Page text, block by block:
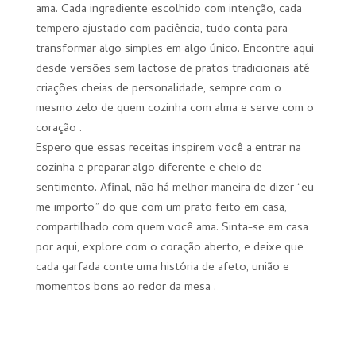
ama. Cada ingrediente escolhido com intenção, cada
tempero ajustado com paciência, tudo conta para
transformar algo simples em algo único. Encontre aqui
desde versões sem lactose de pratos tradicionais até
criações cheias de personalidade, sempre com o
mesmo zelo de quem cozinha com alma e serve com o
coração .
Espero que essas receitas inspirem você a entrar na
cozinha e preparar algo diferente e cheio de
sentimento. Afinal, não há melhor maneira de dizer “eu
me importo” do que com um prato feito em casa,
compartilhado com quem você ama. Sinta-se em casa
por aqui, explore com o coração aberto, e deixe que
cada garfada conte uma história de afeto, união e
momentos bons ao redor da mesa .